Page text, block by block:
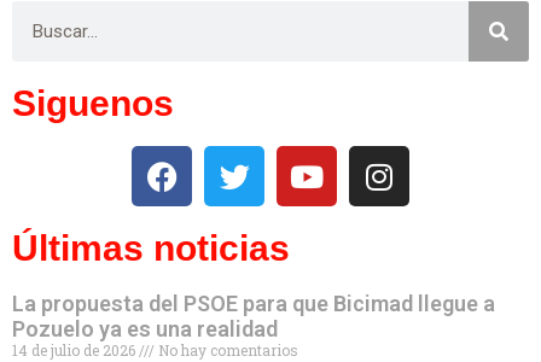
Siguenos
Últimas noticias
La propuesta del PSOE para que Bicimad llegue a
Pozuelo ya es una realidad
14 de julio de 2026 No hay comentarios